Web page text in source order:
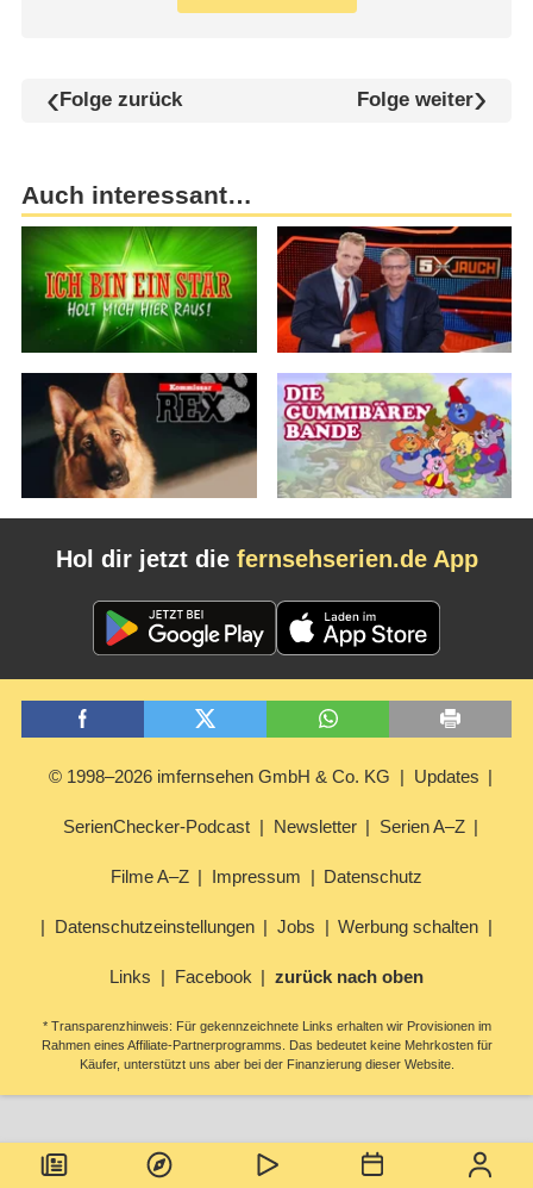
Folge zurück Folge weiter
Auch interessant…
Hol dir jetzt die fernsehserien.de App
© 1998–2026 imfernsehen GmbH & Co. KG Updates
SerienChecker-Podcast Newsletter Serien A–Z
Filme A–Z Impressum Datenschutz
Datenschutzeinstellungen Jobs Werbung schalten
Links Facebook zurück nach oben
* Transparenzhinweis: Für gekennzeichnete Links erhalten wir Provisionen im
Rahmen eines Affiliate-Partnerprogramms. Das bedeutet keine Mehrkosten für
Käufer, unterstützt uns aber bei der Finanzierung dieser Website.